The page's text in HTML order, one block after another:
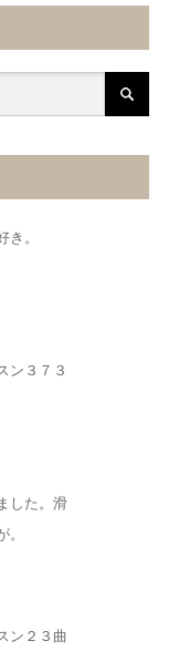
き。
ン３７３
した。滑
。
ン２３曲